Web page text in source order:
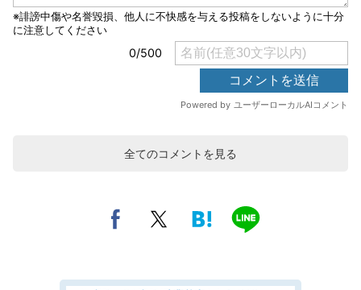
全てのコメントを見る